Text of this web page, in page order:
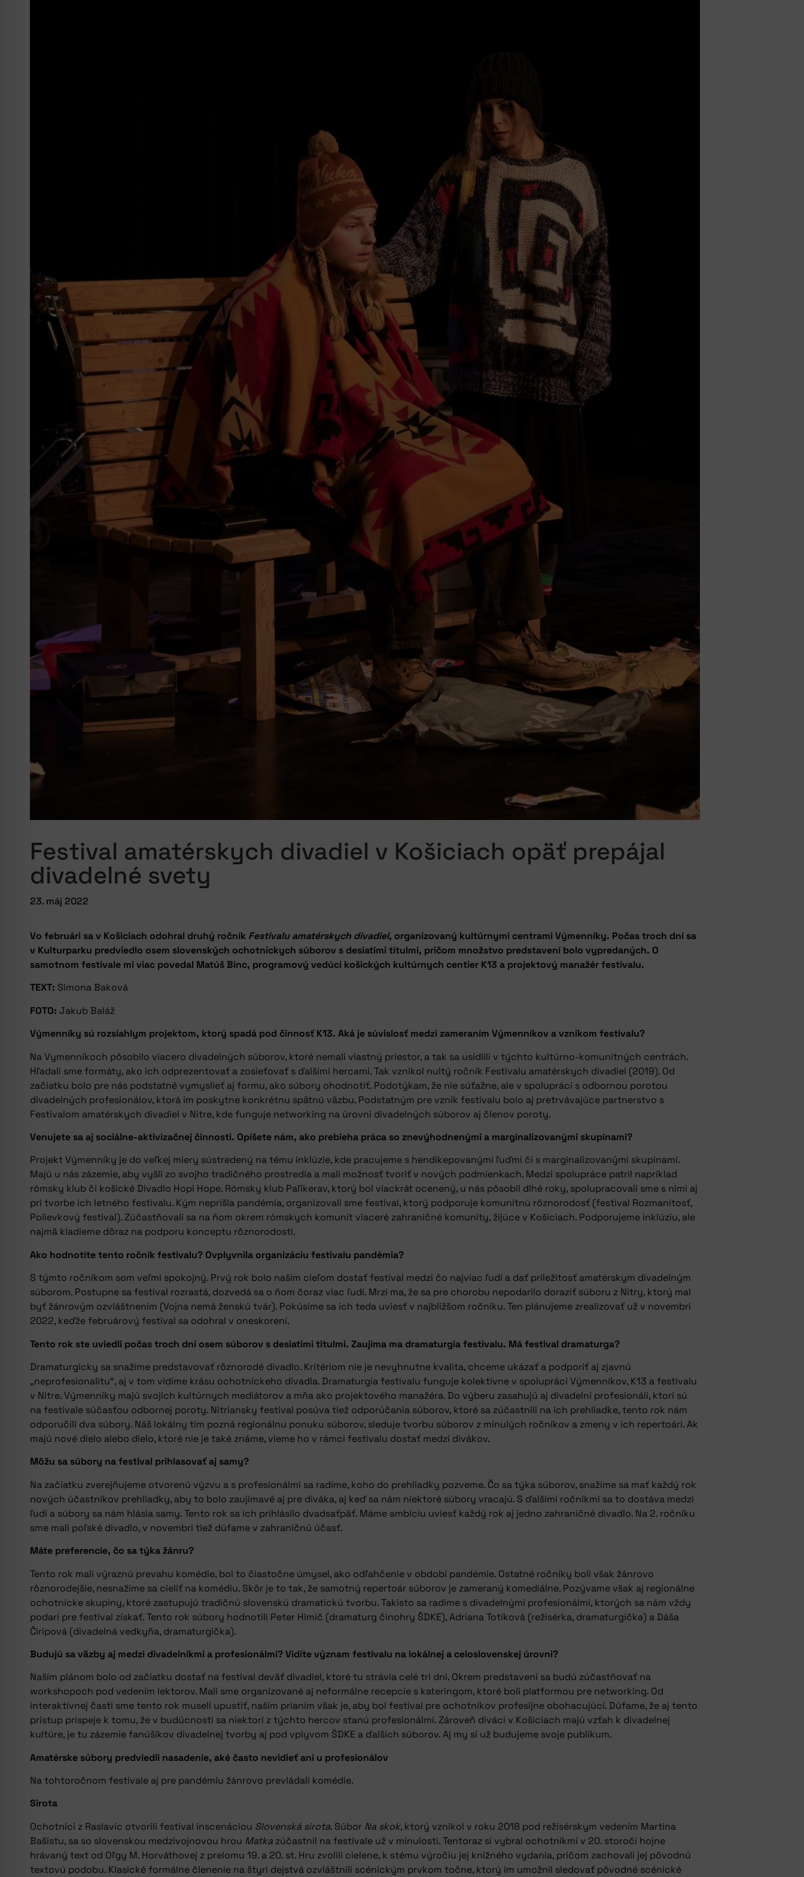
Festival amatérskych divadiel v Košiciach opäť prepájal
divadelné svety
23. máj 2022
Vo februári sa v Košiciach odohral druhý ročník Festivalu amatérskych divadiel, organizovaný kultúrnymi centrami Výmenníky. Počas troch dní sa
v Kulturparku predviedlo osem slovenských ochotníckych súborov s desiatimi titulmi, pričom množstvo predstavení bolo vypredaných. O
samotnom festivale mi viac povedal Matúš Binc, programový vedúci košických kultúrnych centier K13 a projektový manažér festivalu.
TEXT: Simona Baková
FOTO:Jakub Baláž
Výmenníky sú rozsiahlym projektom, ktorý spadá pod činnosť K13. Aká je súvislosť medzi zameraním Výmenníkov a vznikom festivalu?
Na Vymenníkoch pôsobilo viacero divadelných súborov, ktoré nemali vlastný priestor, a tak sa usídlili v týchto kultúrno-komunitných centrách.
Hľadali sme formáty, ako ich odprezentovať a zosieťovať s ďalšími hercami. Tak vznikol nultý ročník Festivalu amatérskych divadiel (2019). Od
začiatku bolo pre nás podstatné vymyslieť aj formu, ako súbory ohodnotiť. Podotýkam, že nie súťažne, ale v spolupráci s odbornou porotou
divadelných profesionálov, ktorá im poskytne konkrétnu spätnú väzbu. Podstatným pre vznik festivalu bolo aj pretrvávajúce partnerstvo s
Festivalom amatérskych divadiel v Nitre, kde funguje networking na úrovni divadelných súborov aj členov poroty.
Venujete sa aj sociálne-aktivizačnej činnosti. Opíšete nám, ako prebieha práca so znevýhodnenými a marginalizovanými skupinami?
Projekt Výmenníky je do veľkej miery sústredený na tému inklúzie, kde pracujeme s hendikepovanými ľuďmi či s marginalizovanými skupinami.
Majú u nás zázemie, aby vyšli zo svojho tradičného prostredia a mali možnosť tvoriť v nových podmienkach. Medzi spolupráce patril napríklad
rómsky klub či košické Divadlo Hopi Hope. Rómsky klub Paľikerav, ktorý bol viackrát ocenený, u nás pôsobil dlhé roky, spolupracovali sme s nimi aj
pri tvorbe ich letného festivalu. Kým neprišla pandémia, organizovali sme festival, ktorý podporuje komunitnú rôznorodosť (festival Rozmanitosť,
Polievkový festival). Zúčastňovali sa na ňom okrem rómskych komunít viaceré zahraničné komunity, žijúce v Košiciach. Podporujeme inklúziu, ale
najmä kladieme dôraz na podporu konceptu rôznorodosti.
Ako hodnotíte tento ročník festivalu? Ovplyvnila organizáciu festivalu pandémia?
S týmto ročníkom som veľmi spokojný. Prvý rok bolo naším cieľom dostať festival medzi čo najviac ľudí a dať príležitosť amatérskym divadelným
súborom. Postupne sa festival rozrastá, dozvedá sa o ňom čoraz viac ľudí. Mrzí ma, že sa pre chorobu nepodarilo doraziť súboru z Nitry, ktorý mal
byť žánrovým ozvláštnením (Vojna nemá ženskú tvár). Pokúsime sa ich teda uviesť v najbližšom ročníku. Ten plánujeme zrealizovať už v novembri
2022, keďže februárový festival sa odohral v oneskorení.
Tento rok ste uviedli počas troch dní osem súborov s desiatimi titulmi. Zaujíma ma dramaturgia festivalu. Má festival dramaturga?
Dramaturgicky sa snažíme predstavovať rôznorodé divadlo. Kritériom nie je nevyhnutne kvalita, chceme ukázať a podporiť aj zjavnú
„neprofesionalitu“, aj v tom vidíme krásu ochotníckeho divadla. Dramaturgia festivalu funguje kolektívne v spolupráci Výmenníkov, K13 a festivalu
v Nitre. Výmenníky majú svojich kultúrnych mediátorov a mňa ako projektového manažéra. Do výberu zasahujú aj divadelní profesionáli, ktorí sú
na festivale súčasťou odbornej poroty. Nitriansky festival posúva tiež odporúčania súborov, ktoré sa zúčastnili na ich prehliadke, tento rok nám
odporučili dva súbory. Náš lokálny tím pozná regionálnu ponuku súborov, sleduje tvorbu súborov z minulých ročníkov a zmeny v ich repertoári. Ak
majú nové dielo alebo dielo, ktoré nie je také známe, vieme ho v rámci festivalu dostať medzi divákov.
Môžu sa súbory na festival prihlasovať aj samy?
Na začiatku zverejňujeme otvorenú výzvu a s profesionálmi sa radíme, koho do prehliadky pozveme. Čo sa týka súborov, snažíme sa mať každý rok
nových účastníkov prehliadky, aby to bolo zaujímavé aj pre diváka, aj keď sa nám niektoré súbory vracajú. S ďalšími ročníkmi sa to dostáva medzi
ľudí a súbory sa nám hlásia samy. Tento rok sa ich prihlásilo dvadsaťpäť. Máme ambíciu uviesť každý rok aj jedno zahraničné divadlo. Na 2. ročníku
sme mali poľské divadlo, v novembri tiež dúfame v zahraničnú účasť.
Máte preferencie, čo sa týka žánru?
Tento rok mali výraznú prevahu komédie, bol to čiastočne úmysel, ako odľahčenie v období pandémie. Ostatné ročníky boli však žánrovo
rôznorodejšie, nesnažíme sa cieliť na komédiu. Skôr je to tak, že samotný repertoár súborov je zameraný komediálne. Pozývame však aj regionálne
ochotnícke skupiny, ktoré zastupujú tradičnú slovenskú dramatickú tvorbu. Takisto sa radíme s divadelnými profesionálmi, ktorých sa nám vždy
podarí pre festival získať. Tento rok súbory hodnotili Peter Himič (dramaturg činohry ŠDKE), Adriana Totíková (režisérka, dramaturgička) a Dáša
Čiripová (divadelná vedkyňa, dramaturgička).
Budujú sa väzby aj medzi divadelníkmi a profesionálmi? Vidíte význam festivalu na lokálnej a celoslovenskej úrovni?
Naším plánom bolo od začiatku dostať na festival deväť divadiel, ktoré tu strávia celé tri dni. Okrem predstavení sa budú zúčastňovať na
workshopoch pod vedením lektorov. Mali sme organizované aj neformálne recepcie s kateringom, ktoré boli platformou pre networking. Od
interaktívnej časti sme tento rok museli upustiť, naším prianím však je, aby bol festival pre ochotníkov profesijne obohacujúci. Dúfame, že aj tento
prístup prispeje k tomu, že v budúcnosti sa niektorí z týchto hercov stanú profesionálmi. Zároveň diváci v Košiciach majú vzťah k divadelnej
kultúre, je tu zázemie fanúšikov divadelnej tvorby aj pod vplyvom ŠDKE a ďalších súborov. Aj my si už budujeme svoje publikum.
Amatérske súbory predviedli nasadenie, aké často nevidieť ani u profesionálov
Na tohtoročnom festivale aj pre pandémiu žánrovo prevládali komédie.
Sirota
Ochotníci z Raslavíc otvorili festival inscenáciou Slovenská sirota. Súbor Na skok, ktorý vznikol v roku 2018 pod režisérskym vedením Martina
Bašistu, sa so slovenskou medzivojnovou hrou Matka zúčastnil na festivale už v minulosti. Tentoraz si vybral ochotníkmi v 20. storočí hojne
hrávaný text od Oľgy M. Horváthovej z prelomu 19. a 20. st. Hru zvolili cielene, k stému výročiu jej knižného vydania, pričom zachovali jej pôvodnú
textovú podobu. Klasické formálne členenie na štyri dejstvá ozvláštnili scénickým prvkom točne, ktorý im umožnil sledovať pôvodné scénické